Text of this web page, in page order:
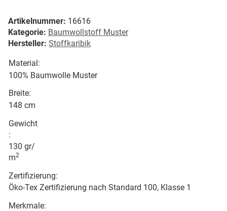
Artikelnummer: 16616
Kategorie: Baumwollstoff Muster
Hersteller: Stoffkaribik
Material:
100% Baumwolle Muster
Breite:
148 cm
Gewicht
:
130 gr/
m2
Zertifizierung:
Öko-Tex Zertifizierung nach Standard 100, Klasse 1
Merkmale: